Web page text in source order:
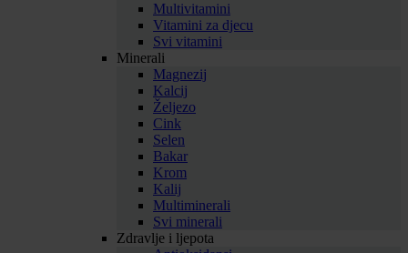
Multivitamini
Vitamini za djecu
Svi vitamini
Minerali
Magnezij
Kalcij
Željezo
Cink
Selen
Bakar
Krom
Kalij
Multiminerali
Svi minerali
Zdravlje i ljepota